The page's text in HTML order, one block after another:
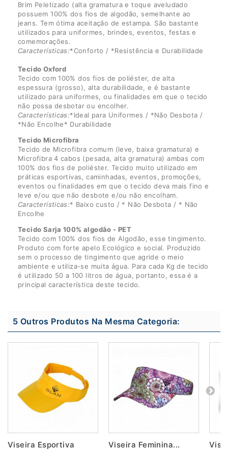
Brim Peletizado (alta gramatura e toque aveludado
possuem 100% dos fios de algodão, semelhante ao
jeans. Tem ótima aceitação de estampa. São bastante
utilizados para uniformes, brindes, eventos, festas e
comemorações.
Características:*Conforto / *Resistência e Durabilidade
Tecido Oxford
Tecido com 100% dos fios de poliéster, de alta
espessura (grosso), alta durabilidade, e é bastante
utilizado para uniformes, ou finalidades em que o tecido
não possa desbotar ou encolher.
Características:*Ideal para Uniformes / *Não Desbota /
*Não Encolhe* Durabilidade
Tecido Microfibra
Tecido de Microfibra comum (leve, baixa gramatura) e
Microfibra 4 cabos (pesada, alta gramatura) ambas com
100% dos fios de poliéster. Tecido muito utilizado em
práticas esportivas, caminhadas, eventos, promoções,
eventos ou finalidades em que o tecido deva mais fino e
leve e/ou que não desbote e/ou não encolham.
Características:* Baixo custo / * Não Desbota / * Não
Encolhe
Tecido Sarja 100% algodão - PET
Tecido com 100% dos fios de Algodão, esse tingimento.
Produto com forte apelo Ecológico e social. Produzido
sem o processo de tingimento que agride o meio
ambiente e utiliza-se muita água. Para cada Kg de tecido
é utilizado 50 a 100 litros de água, portanto, essa é a
principal característica deste tecido.
5 Outros Produtos Na Mesma Categoria:
Viseira Esportiva Viseira Feminina...